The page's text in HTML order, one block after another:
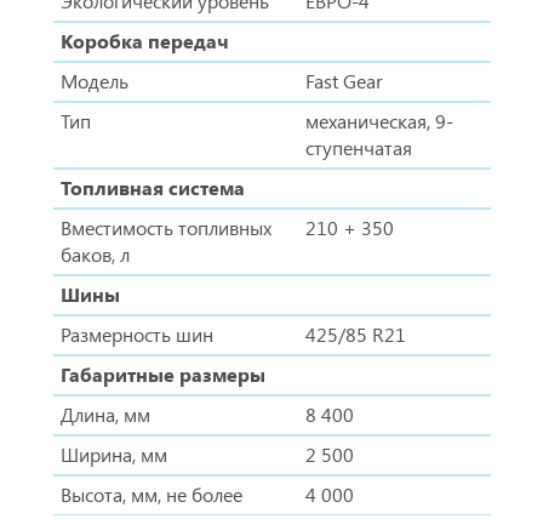
Коробка передач
Модель
Fast Gear
Тип
механическая, 9-
ступенчатая
Топливная система
Вместимость топливных
баков, л
210 + 350
Шины
Размерность шин
425/85 R21
Габаритные размеры
Длина, мм
8 400
Ширина, мм
2 500
Высота, мм, не более
4 000